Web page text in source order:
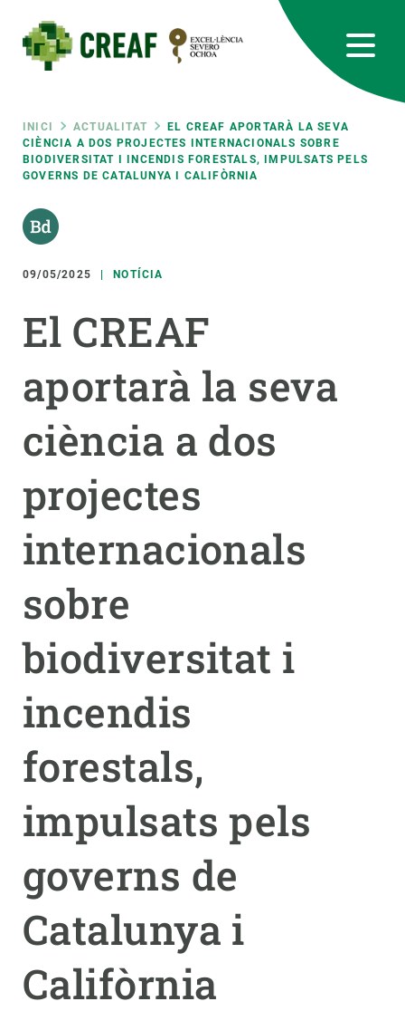
contingut
Fil
d'ariadna
INICI ACTUALITAT
EL CREAF APORTARÀ LA SEVA
CIÈNCIA A DOS PROJECTES INTERNACIONALS SOBRE
BIODIVERSITAT I INCENDIS FORESTALS, IMPULSATS PELS
GOVERNS DE CATALUNYA I CALIFÒRNIA
09/05/2025 NOTÍCIA
El CREAF
aportarà la seva
ciència a dos
projectes
internacionals
sobre
biodiversitat i
incendis
forestals,
impulsats pels
governs de
Catalunya i
Califòrnia
RRSS
Featured
responsive
INTRANET
Responsive
menu
SOBRE NOSALTRES
RECERCA
UNEIX-TE A NOSALTRES
PARTICIPA
NOTÍCIES I AGENDA